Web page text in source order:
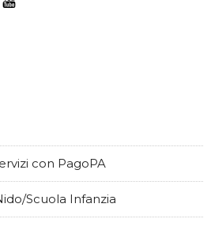
con PagoPA
Scuola Infanzia